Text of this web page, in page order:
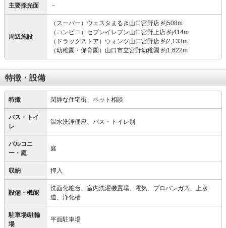
主要採光面 －
周辺施設
（スーパー）ウェスタまるき山口宮野店 約508m
（コンビニ）セブンイレブン山口宮野上店 約414m
（ドラッグストア）ウォンツ山口宮野店 約2,133m
（幼稚園・保育園）山口市立宮野幼稚園 約1,622m
特徴・設備
特徴 閑静な住宅街、ペット相談
バス・トイ
レ
温水洗浄便座、バス・トイレ別
バルコニ
ー・庭
庭
収納 押入
設備・機能
洗面化粧台、室内洗濯機置場、電気、プロパンガス、上水
道、浄化槽
駐車場/駐輪
場
平面駐車場